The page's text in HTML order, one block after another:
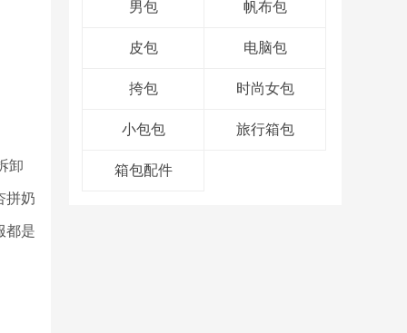
卸
拼奶
都是
男包 帆布包
皮包 电脑包
挎包 时尚女包
小包包 旅行箱包
箱包配件